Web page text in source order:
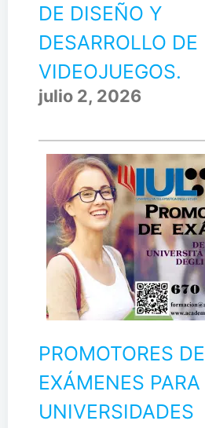
DE DISEÑO Y
DESARROLLO DE
VIDEOJUEGOS.
julio 2, 2026
PROMOTORES DE
EXÁMENES PARA
UNIVERSIDADES